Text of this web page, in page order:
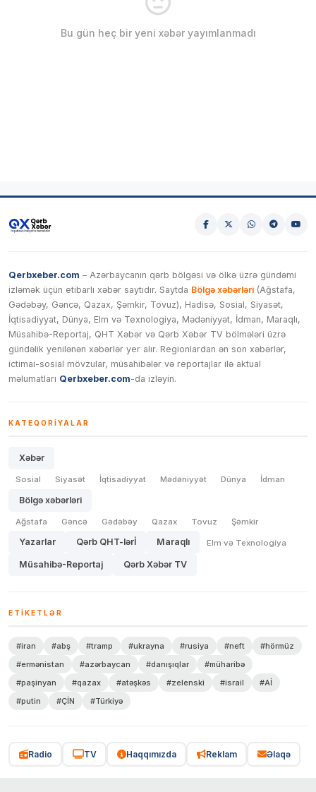
Bu gün heç bir yeni xəbər yayımlanmadı
Qerbxeber.com – Azərbaycanın qərb bölgəsi və ölkə üzrə gündəmi
izləmək üçün etibarlı xəbər saytıdır. Saytda Bölgə xəbərləri (Ağstafa,
Gədəbəy, Gəncə, Qazax, Şəmkir, Tovuz), Hadisə, Sosial, Siyasət,
İqtisadiyyat, Dünya, Elm və Texnologiya, Mədəniyyət, İdman, Maraqlı,
Müsahibə-Reportaj, QHT Xəbər və Qərb Xəbər TV bölmələri üzrə
gündəlik yenilənən xəbərlər yer alır. Regionlardan ən son xəbərlər,
ictimai-sosial mövzular, müsahibələr və reportajlar ilə aktual
məlumatları Qerbxeber.com-da izləyin.
KATEQORIYALAR
Xəbər
Sosial Siyasət İqtisadiyyat Mədəniyyət Dünya İdman
Bölgə xəbərləri
Ağstafa Gəncə Gədəbəy Qazax Tovuz Şəmkir
Yazarlar Qərb QHT-lərİ Maraqlı Elm və Texnologiya
Müsahibə-Reportaj Qərb Xəbər TV
ETIKETLƏR
#iran #abş #tramp #ukrayna #rusiya #neft
#hörmüz
#ermənistan
#azərbaycan #danışıqlar
#müharibə
#paşinyan
#qazax #atəşkəs #zelenski #israil
#Aİ
#putin
#ÇİN #Türkiyə
Radio TV Haqqımızda Reklam Əlaqə